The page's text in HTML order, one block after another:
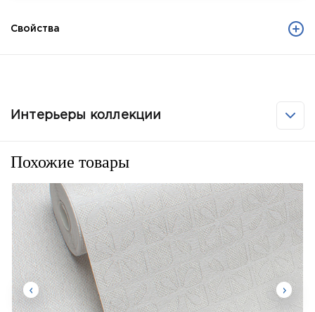
Свойства
Интерьеры коллекции
Похожие товары